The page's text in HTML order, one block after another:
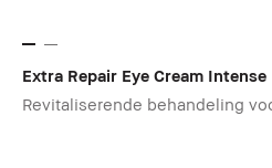
Extra Repair Eye Cream Intense
Revitaliserende behandeling